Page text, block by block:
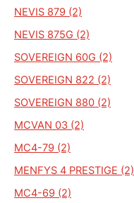
NEVIS 879 (2)
NEVIS 875G (2)
SOVEREIGN 60G (2)
SOVEREIGN 822 (2)
SOVEREIGN 880 (2)
MCVAN 03 (2)
MC4-79 (2)
MENFYS 4 PRESTIGE (2)
MC4-69 (2)